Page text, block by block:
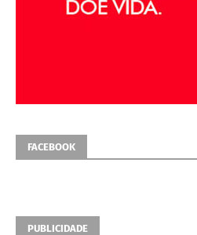
FACEBOOK
PUBLICIDADE